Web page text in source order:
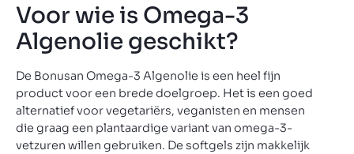
Voor wie is Omega-3
Algenolie geschikt?
De Bonusan Omega-3 Algenolie is een heel fijn
product voor een brede doelgroep. Het is een goed
alternatief voor vegetariërs, veganisten en mensen
die graag een plantaardige variant van omega-3-
vetzuren willen gebruiken. De softgels zijn makkelijk